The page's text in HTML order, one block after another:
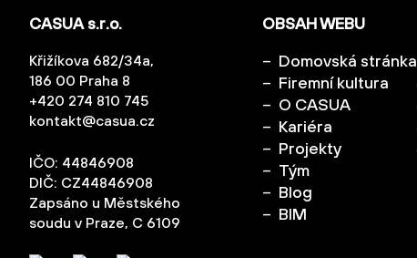
CASUA s.r.o.
Křižíkova 682/34a,
186 00 Praha 8
+420 274 810 745
kontakt@casua.cz
IČO: 44846908
DIČ: CZ44846908
Zapsáno u Městského
soudu v Praze, C 6109
OBSAH WEBU
Domovská stránka
Firemní kultura
O CASUA
Kariéra
Projekty
Tým
Blog
BIM